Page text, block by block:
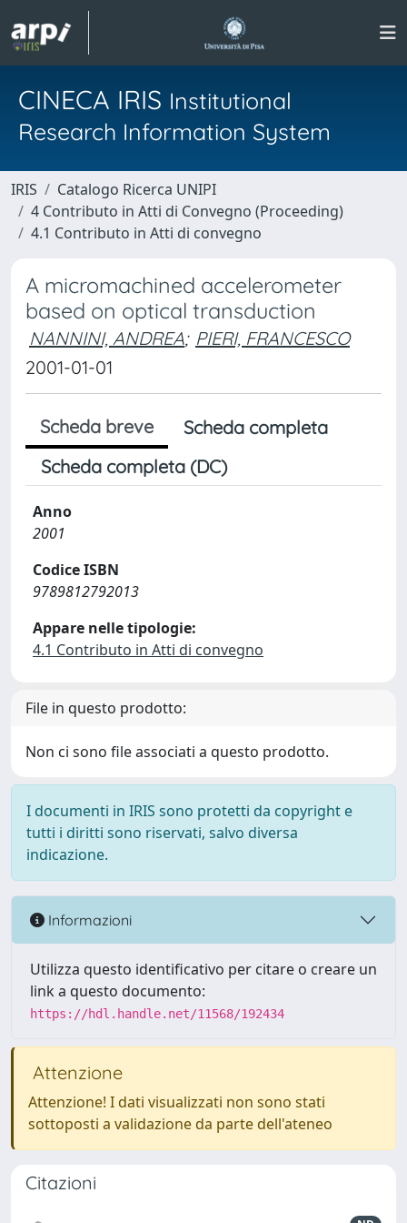
CINECA IRIS Institutional
Research Information System
IRIS
Catalogo Ricerca UNIPI
4 Contributo in Atti di Convegno (Proceeding)
4.1 Contributo in Atti di convegno
A micromachined accelerometer
based on optical transduction
NANNINI, ANDREA; PIERI, FRANCESCO
2001-01-01
Scheda breve
Scheda completa
Scheda completa (DC)
Anno
2001
Codice ISBN
9789812792013
Appare nelle tipologie:
4.1 Contributo in Atti di convegno
File in questo prodotto:
Non ci sono file associati a questo prodotto.
I documenti in IRIS sono protetti da copyright e
tutti i diritti sono riservati, salvo diversa
indicazione.
Informazioni
Utilizza questo identificativo per citare o creare un
link a questo documento:
https://hdl.handle.net/11568/192434
Attenzione
Attenzione! I dati visualizzati non sono stati
sottoposti a validazione da parte dell'ateneo
Citazioni